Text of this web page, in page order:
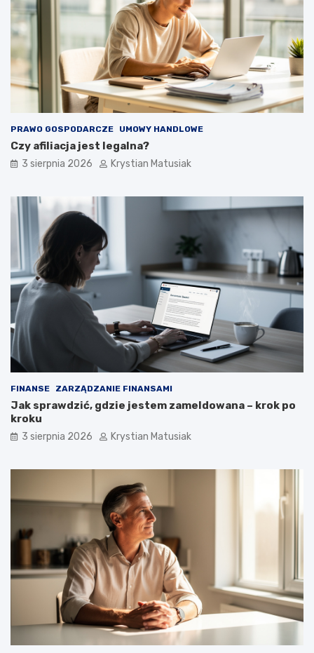
PRAWO GOSPODARCZE UMOWY HANDLOWE
Czy afiliacja jest legalna?
3 sierpnia 2026 Krystian Matusiak
FINANSE ZARZĄDZANIE FINANSAMI
Jak sprawdzić, gdzie jestem zameldowana – krok po
kroku
3 sierpnia 2026 Krystian Matusiak